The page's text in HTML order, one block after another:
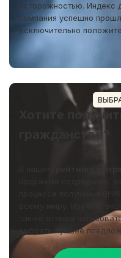
осторожностью. Индекс
компания успешно
исключительно
Хотите
гражданство?
всему миру. Изучите
также отзывы
выбрать лучшее